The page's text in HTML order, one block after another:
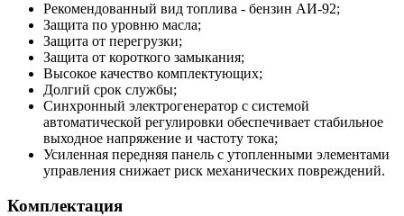
Рекомендованный вид топлива - бензин АИ-92;
Защита по уровню масла;
Защита от перегрузки;
Защита от короткого замыкания;
Высокое качество комплектующих;
Долгий срок службы;
Синхронный электрогенератор с системой
автоматической регулировки обеспечивает стабильное
выходное напряжение и частоту тока;
Усиленная передняя панель с утопленными элементами
управления снижает риск механических повреждений.
Комплектация